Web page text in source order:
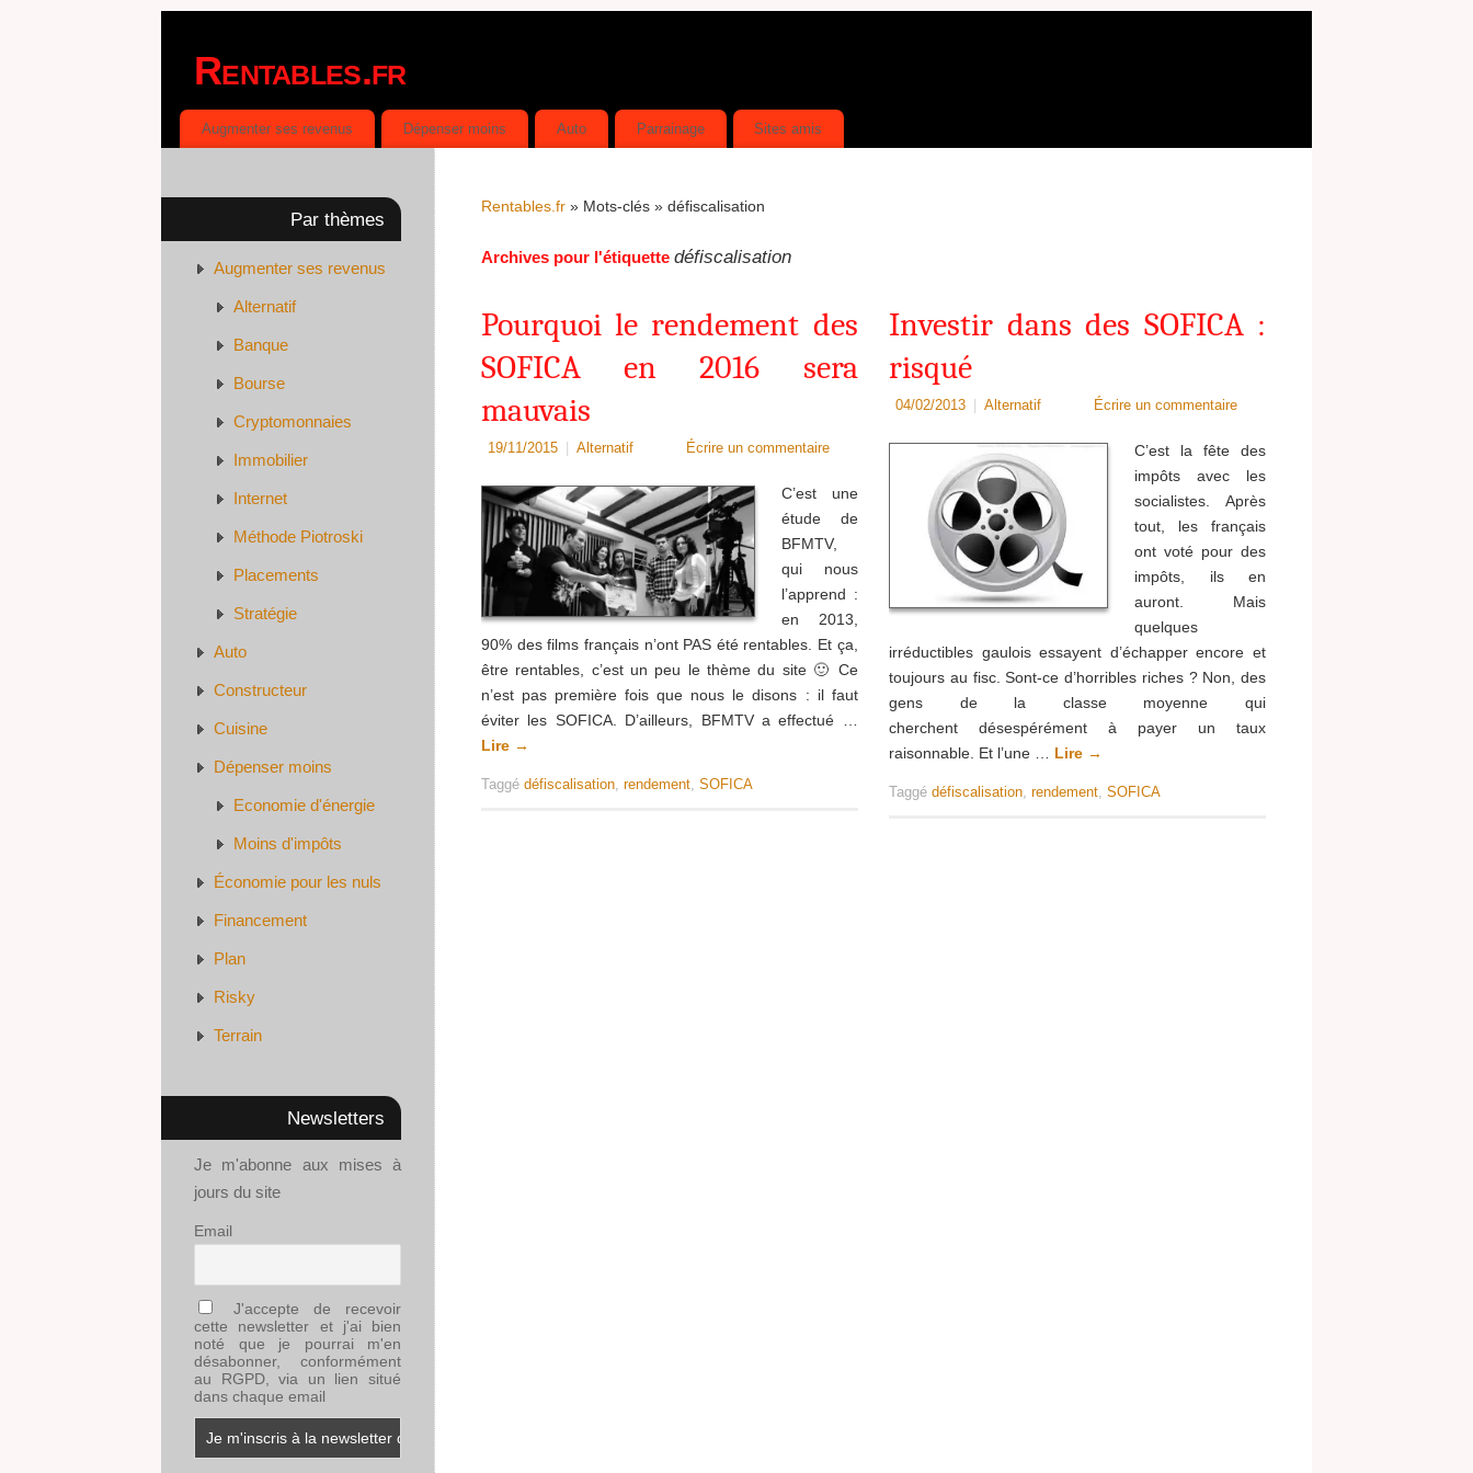
Rentables.fr
DÉPENSER MOINS, GAGNER PLUS
Augmenter ses revenus Dépenser moins Auto Parrainage Sites amis
Rentables.fr » Mots-clés » défiscalisation
Archives pour l'étiquette défiscalisation
Pourquoi le rendement des
SOFICA en 2016 sera
mauvais
19/11/2015 Alternatif Écrire un commentaire
C’est une
étude de
BFMTV,
qui nous
l’apprend :
en 2013,
90% des films français n’ont PAS été rentables. Et ça,
être rentables, c’est un peu le thème du site 🙂 Ce
n’est pas première fois que nous le disons : il faut
éviter les SOFICA. D’ailleurs, BFMTV a effectué …
Lire →
Taggé défiscalisation, rendement, SOFICA
Investir dans des SOFICA :
risqué
04/02/2013 Alternatif Écrire un commentaire
C’est la fête des
impôts avec les
socialistes. Après
tout, les français
ont voté pour des
impôts, ils en
auront. Mais
quelques
irréductibles gaulois essayent d’échapper encore et
toujours au fisc. Sont-ce d’horribles riches ? Non, des
gens de la classe moyenne qui
cherchent désespérément à payer un taux
raisonnable. Et l’une … Lire →
Taggédéfiscalisation,rendement,SOFICA
Par thèmes
Augmenter ses revenus
Alternatif
Banque
Bourse
Cryptomonnaies
Immobilier
Internet
Méthode Piotroski
Placements
Stratégie
Auto
Constructeur
Cuisine
Dépenser moins
Economie d'énergie
Moins d'impôts
Économie pour les nuls
Financement
Plan
Risky
Terrain
Newsletters
Je m'abonne aux mises à
jours du site
Email
J'accepte de recevoir
cette newsletter et j'ai bien
noté que je pourrai m'en
désabonner, conformément
au RGPD, via un lien situé
dans chaque email